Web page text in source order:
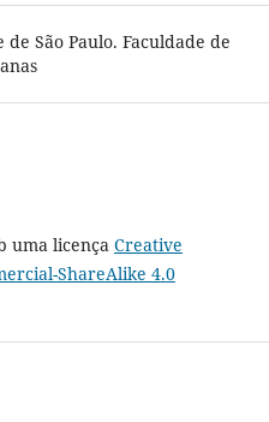
São Paulo. Faculdade de
uma licença Creative
ShareAlike 4.0